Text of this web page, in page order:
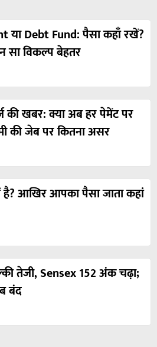
या Debt Fund: पैसा कहाँ रखें?
सा विकल्प बेहतर
की खबर: क्या अब हर पेमेंट पर
की जेब पर कितना असर
है? आखिर आपका पैसा जाता कहां
तेजी, Sensex 152 अंक चढ़ा;
बंद